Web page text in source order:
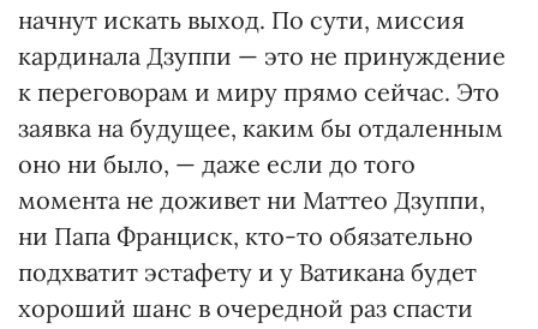
начнут искать выход. По сути, миссия
кардинала Дзуппи — это не принуждение
к переговорам и миру прямо сейчас. Это
заявка на будущее, каким бы отдаленным
оно ни было, — даже если до того
момента не доживет ни Маттео Дзуппи,
ни Папа Франциск, кто-то обязательно
подхватит эстафету и у Ватикана будет
хороший шанс в очередной раз спасти